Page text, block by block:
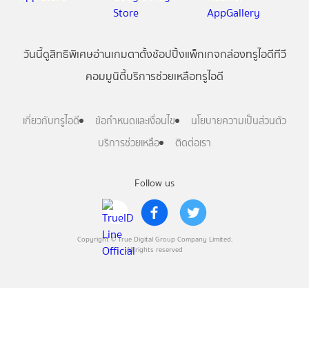
Follow us
Copyright © True Digital Group Company Limited.
All rights reserved
วันนี้ดูสิทธิพิเศษอ่านเกมตาตั้งช้อปปิ้งแพ็กเกจกล่องทรูไอดีทีวี
คอมมูนิตี้บริการช่วยเหลือทรูไอดี
เกี่ยวกับทรูไอดี ข้อกำหนดและเงื่อนไข
นโยบายความเป็นส่วนตัว
บริการช่วยเหลือ
ติดต่อเรา